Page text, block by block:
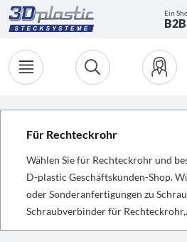
Ein
Für Rechteckrohr
Wählen Sie für Rechteckrohr und
D-plastic Geschäftskunden-Shop.
oder Sonderanfertigungen zu
Schraubverbinder für